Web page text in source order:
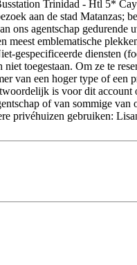
Trinidad - Htl 5*
aan de stad Matanzas;
ons agentschap
emblematische
gespecificeerde diensten
toegestaan. Om ze te
van een hoger type of een
is voor dit
of van sommige
privéhuizen gebruiken: